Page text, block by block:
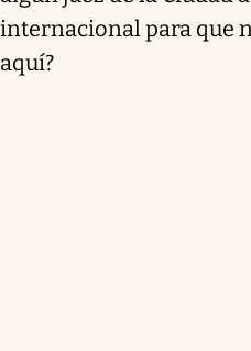
internacional para que
aquí?